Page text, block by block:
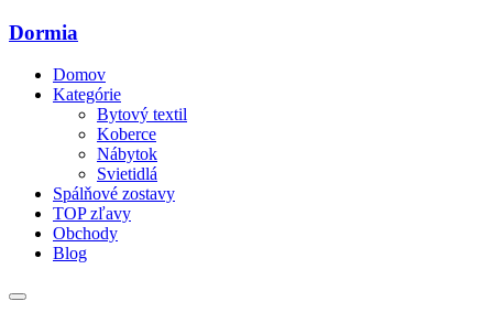
Dormia
Domov
Kategórie
Bytový textil
Koberce
Nábytok
Svietidlá
Spálňové zostavy
TOP zľavy
Obchody
Blog